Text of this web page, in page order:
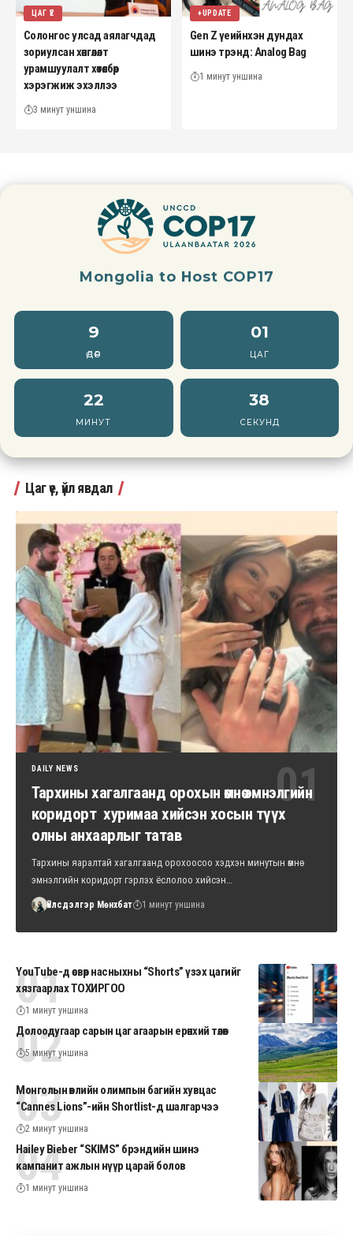
ЦАГ ҮЕ
Солонгос улсад аялагчдад
зориулсан хөнгөлөлт
урамшуулалт хөтөлбөр
хэрэгжиж эхэллээ
3 минут уншина
+UPDATE
Gen Z үеийнхэн дундах
шинэ трэнд: Analog Bag
1 минут уншина
Mongolia to Host COP17
9
ӨДӨР
01
ЦАГ
22
МИНУТ
37
СЕКУНД
Цаг үе, үйл явдал
DAILY NEWS
Тархины хагалгаанд орохын өмнө эмнэлгийн
коридорт хуримаа хийсэн хосын түүх
олны анхаарлыг татав
Тархины яаралтай хагалгаанд орохоосоо хэдхэн минутын өмнө
эмнэлгийн коридорт гэрлэх ёслолоо хийсэн…
Үйлсдэлгэр Мөнхбат 1 минут уншина
YouTube-д өсвөр насныхны “Shorts” үзэх цагийг
хязгаарлах ТОХИРГОО
1 минут уншина
Долоодугаар сарын цаг агаарын ерөнхий төлөв
5 минут уншина
Монголын өвлийн олимпын багийн хувцас
“Cannes Lions”-ийн Shortlist-д шалгарчээ
2 минут уншина
Hailey Bieber “SKIMS” брэндийн шинэ
кампанит ажлын нүүр царай болов
1 минут уншина